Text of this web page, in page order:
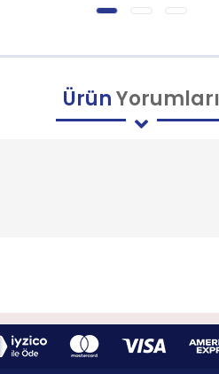
ÜrünYorumları